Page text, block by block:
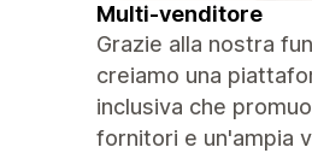
Multi-venditore
Grazie alla nostra
creiamo una
inclusiva che
fornitori e un'ampia